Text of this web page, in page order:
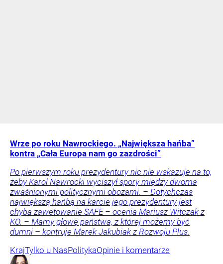
Wrze po roku Nawrockiego. „Największa hańba”
kontra „Cała Europa nam go zazdrości”
Po pierwszym roku prezydentury nic nie wskazuje na to,
żeby Karol Nawrocki wyciszył spory między dwoma
zwaśnionymi politycznymi obozami. – Dotychczas
największą hańbą na karcie jego prezydentury jest
chyba zawetowanie SAFE – ocenia Mariusz Witczak z
KO. – Mamy głowę państwa, z której możemy być
dumni – kontruje Marek Jakubiak z Rozwoju Plus.
KrajTylko u NasPolitykaOpinie i komentarze